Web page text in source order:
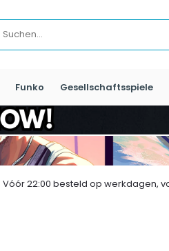
Funko Gesellschaftsspiele
Vóór 22:00 besteld op werkdagen,